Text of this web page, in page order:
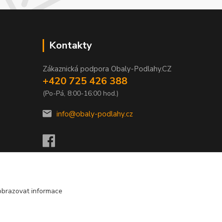
Kontakty
Zákaznická podpora Obaly-Podlahy.CZ
+420 725 426 388
(Po-Pá, 8:00-16:00 hod.)
info@obaly-podlahy.cz
informace